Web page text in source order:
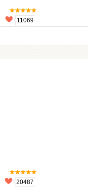
11069
20487